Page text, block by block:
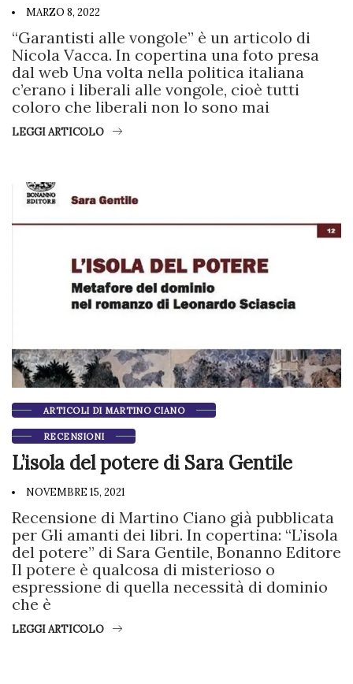
MARZO 8, 2022
“Garantisti alle vongole” è un articolo di
Nicola Vacca. In copertina una foto presa
dal web Una volta nella politica italiana
c’erano i liberali alle vongole, cioè tutti
coloro che liberali non lo sono mai
LEGGI ARTICOLO
ARTICOLI DI MARTINO CIANO
RECENSIONI
L’isola del potere di Sara Gentile
NOVEMBRE 15, 2021
Recensione di Martino Ciano già pubblicata
per Gli amanti dei libri. In copertina: “L’isola
del potere” di Sara Gentile, Bonanno Editore
Il potere è qualcosa di misterioso o
espressione di quella necessità di dominio
che è
LEGGI ARTICOLO